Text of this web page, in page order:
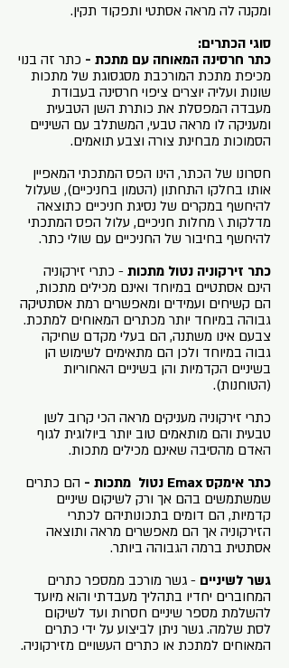
ומקנה לה מראה אסתטי ותפקוד תקין.
סוגי הכתרים:
כתר חרסינה המאוחה עם מתכת - כתר זה בנוי
מכיפת מתכת המורכבת מסגסוגת של מתכות
שונות ועליה יוצרים ציפוי חרסינה בעבודת
מעבדה המפסלת את כותרת השן הטבעית
ומעניקה לו מראה טבעי, המשתלב עם השיניים
הסמוכות מבחינת צורה וצבע תואמים.
חסרונו של הכתר, הינו הפס המתכתי המאפיין
אותו בחלקו התחתון (הטמון בחניכיים), שעלול
להיחשף במקרים של נסיגת חניכיים כתוצאה
מדלקות \ מחלות חניכיים, עלול הפס המתכתי
להיחשף בחיבור של החניכיים עם שולי כתר.
כתר זירקוניה נטול מתכות - כתרי זירקוניה
הינם אסתטיים במיוחד ואינם מכילים מתכות,
הם קשיחים ועמידים ומאפשרים רמת אסתטיקה
גבוהה במיוחד יותר מכתרים המאוחים למתכת.
צבעם אינו משתנה, הם בעלי מקדם שחיקה
גבוה במיוחד ולכן הם מתאימים לשימוש הן
בשיניים הקדמיות והן בשיניים האחוריות
(הטוחנות).
כתרי זירקוניה מעניקים מראה הכי קרוב לשן
טבעית והם מותאמים טוב יותר ביולוגית לגוף
האדם מהסיבה שאינם מכילים מתכות.
כתר אימקס Emax נטול מתכות -
הם כתרים
שמשתמשים בהם אך ורק לשיקום שיניים
קדמיות, הם דומים בתכונותיהם לכתרי
הזירקוניה אך הם מאפשרים מראה ותוצאה
אסתטית ברמה הגבוהה ביותר.
גשר לשיניים - גשר מורכב ממספר כתרים
המחוברים יחדיו בתהליך מעבדתי והוא מיועד
להשלמת מספר שיניים חסרות ועד לשיקום
לסת שלמה. גשר ניתן לביצוע על ידי כתרים
המאוחים למתכת או כתרים העשויים מזירקוניה.